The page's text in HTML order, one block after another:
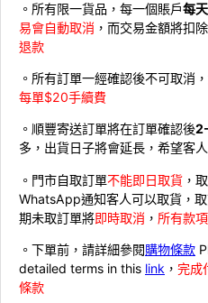
。所有限一貨品，每一個賬戶每
易會自動取消 ，而交易金額將扣
退款
。所有訂單一經確認後不可取消
每單$20手續費
。順豐寄送訂單將在訂單確認後
多，出貨日子將會延長，希望客
。門市自取訂單不能即日取貨 ，
WhatsApp通知客人可以取貨，
期未取訂單將即時取消 ， 所有款
。下單前，請詳細參閱購物條款
detailed terms in this link ， 完成
條款